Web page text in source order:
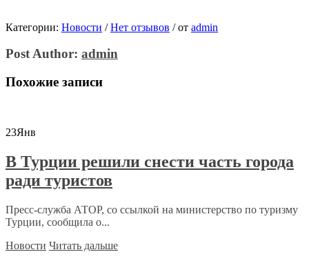
Категории: Новости / Нет отзывов /от admin
Post Author: admin
Похожие записи
23Янв
В Турции решили снести часть города
ради туристов
Пресс-служба АТОР, со ссылкой на министерство по туризму
Турции, сообщила о...
Новости Читать дальше